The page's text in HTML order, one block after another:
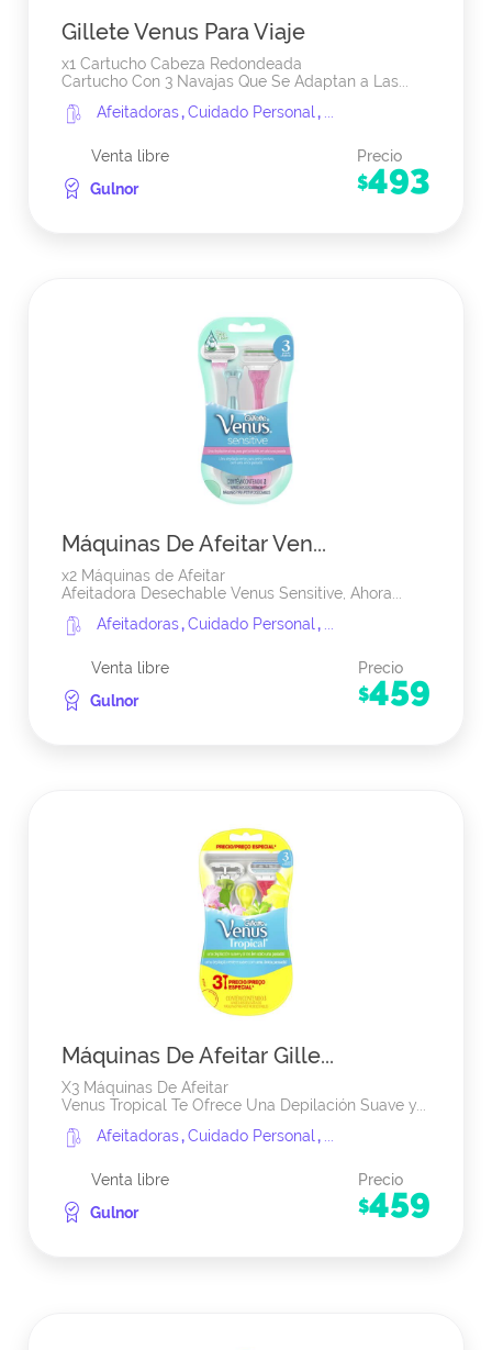
Gillete Venus Para Viaje
x1 Cartucho Cabeza Redondeada
Cartucho Con 3 Navajas Que Se Adaptan a Las...
Afeitadoras,Cuidado Personal,
Venta libre
Gulnor
Precio
$493
Máquinas De Afeitar Ven...
x2 Máquinas de Afeitar
Afeitadora Desechable Venus Sensitive, Ahora...
Afeitadoras,Cuidado Personal,
Venta libre
Gulnor
Precio
$459
Máquinas De Afeitar Gille...
X3 Máquinas De Afeitar
Venus Tropical Te Ofrece Una Depilación Suave y...
Afeitadoras,Cuidado Personal,
Venta libre
Gulnor
Precio
$459